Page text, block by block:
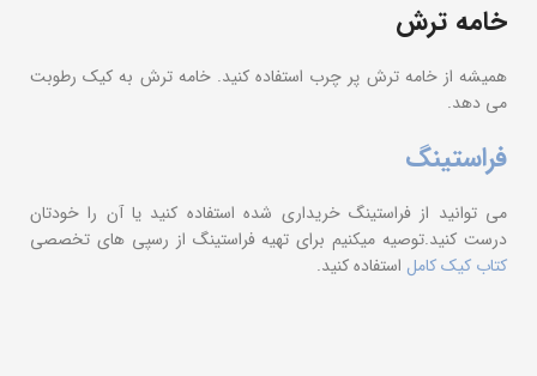
خامه ترش
همیشه از خامه ترش پر چرب استفاده کنید. خامه ترش به کیک رطوبت
می دهد.
فراستینگ
می توانید از فراستینگ خریداری شده استفاده کنید یا آن را خودتان
درست کنید.توصیه میکنیم برای تهیه فراستینگ از رسپی های تخصصی
کتاب کیک کامل استفاده کنید.